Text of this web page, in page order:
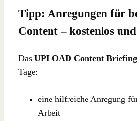
Tipp: Anregungen für
Content – kostenlos
Das UPLOAD Content Briefing
Tage:
eine hilfreiche Anregung
Arbeit